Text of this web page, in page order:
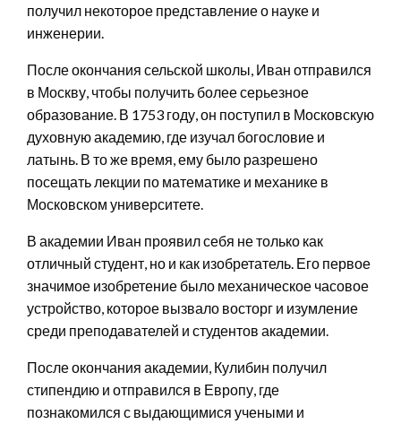
получил некоторое представление о науке и
инженерии.
После окончания сельской школы, Иван отправился
в Москву, чтобы получить более серьезное
образование. В 1753 году, он поступил в Московскую
духовную академию, где изучал богословие и
латынь. В то же время, ему было разрешено
посещать лекции по математике и механике в
Московском университете.
В академии Иван проявил себя не только как
отличный студент, но и как изобретатель. Его первое
значимое изобретение было механическое часовое
устройство, которое вызвало восторг и изумление
среди преподавателей и студентов академии.
После окончания академии, Кулибин получил
стипендию и отправился в Европу, где
познакомился с выдающимися учеными и